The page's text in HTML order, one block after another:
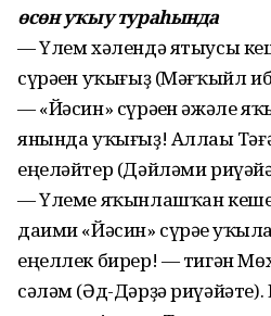
өсөн уҡыу тураһында
— Үлем хәлендә ятыусы
сүрәһен уҡығыҙ (Мәғҡыйл
— «Йәсин» сүрәһен әжәле
янында уҡығыҙ! Аллаһы
еңеләйтер (Дәйләми
— Үлеме яҡынлашҡан
даими «Йәсин» сүрәһе
еңеллек бирер! — тигән
сәләм (Әд-Дәрҙә